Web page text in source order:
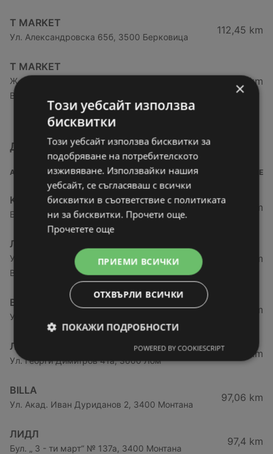
T MARKET
Ул. Александровскa 65б, 3500 Берковица
112,45 km
T MARKET
Ж.к. Дъбника, кв. 119, комплекс рум, 3005
Враца
129,57 km
Други магазини от категория Супермаркети
АДРЕС РАЗСТОЯНИЕ
Kaufland хипермаркет
Бул. Панония № 41, 3700 Видин
27,69 km
ЛИДЛ
Ул. „Академик Стефан Младенов“ № 20, 3700
Видин
27,78 km
BILLA
Ул. „Райна Княгиня“ 3, 3700 Видин
28,72 km
ЛИДЛ
Ул. Георги Димитров 41а, 3600 Лом
61,76 km
BILLA
Ул. Акад. Иван Дуриданов 2, 3400 Монтана
97,06 km
ЛИДЛ
Бул. „ 3 - ти март“ № 137а, 3400 Монтана
97,4 km
×
Този уебсайт използва
бисквитки
Този уебсайт използва бисквитки за
подобряване на потребителското
изживяване. Използвайки нашия
уебсайт, се съгласяваш с всички
бисквитки в съответствие с политиката
ни за бисквитки. Прочети още.
Прочетете още
ПРИЕМИ ВСИЧКИ
ОТХВЪРЛИ ВСИЧКИ
ПОКАЖИ ПОДРОБНОСТИ
POWERED BY COOKIESCRIPT